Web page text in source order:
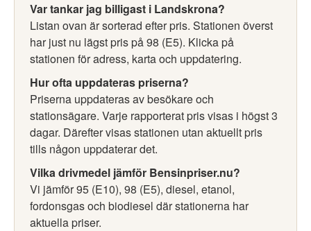
Var tankar jag billigast i Landskrona?
Listan ovan är sorterad efter pris. Stationen överst
har just nu lägst pris på 98 (E5). Klicka på
stationen för adress, karta och uppdatering.
Hur ofta uppdateras priserna?
Priserna uppdateras av besökare och
stationsägare. Varje rapporterat pris visas i högst 3
dagar. Därefter visas stationen utan aktuellt pris
tills någon uppdaterar det.
Vilka drivmedel jämför Bensinpriser.nu?
Vi jämför 95 (E10), 98 (E5), diesel, etanol,
fordonsgas och biodiesel där stationerna har
aktuella priser.